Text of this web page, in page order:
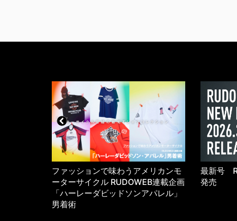
ファッションで味わうアメリカンモ
ーターサイクル RUDOWEB連載企画
「ハーレーダビッドソンアパレル」
男着術
最新号
発売